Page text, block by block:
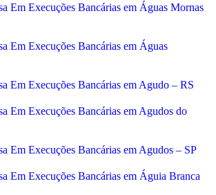
Em Execuções Bancárias em Águas Mornas
Em Execuções Bancárias em Águas
Em Execuções Bancárias em Agudo – RS
Em Execuções Bancárias em Agudos do
Em Execuções Bancárias em Agudos – SP
Em Execuções Bancárias em Águia Branca